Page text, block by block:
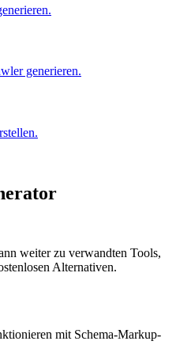
generieren.
weiter zu verwandten Tools,
Alternativen.
mit Schema-Markup-